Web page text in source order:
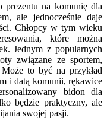
prezentu na komunię dla
ale jednocześnie daje
Chłopcy w tym wieku
które można
Jednym z popularnych
związane ze sportem,
to być na przykład
i datą komunii, rękawice
bidon dla
będzie praktyczny, ale
swojej pasji.